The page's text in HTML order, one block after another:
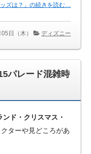
ズは？」の続きを読む…
日（木） ディズニー
パレード混雑時
ド・クリスマス・
ターや見どころがあ